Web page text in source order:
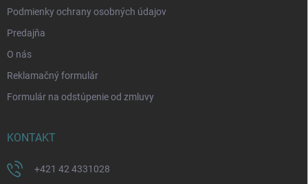
Podmienky ochrany osobných údajov
Predajňa
O nás
Reklamačný formulár
Formulár na odstúpenie od zmluvy
KONTAKT
+421 42 4331028